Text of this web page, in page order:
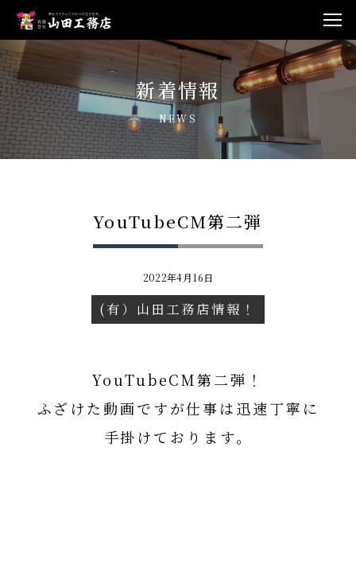
新着情報
NEWS
YouTubeCM第二弾
2022年4月16日
(有）山田工務店情報！
YouTubeCM第二弾！
ふざけた動画ですが仕事は迅速丁寧に
手掛けております。